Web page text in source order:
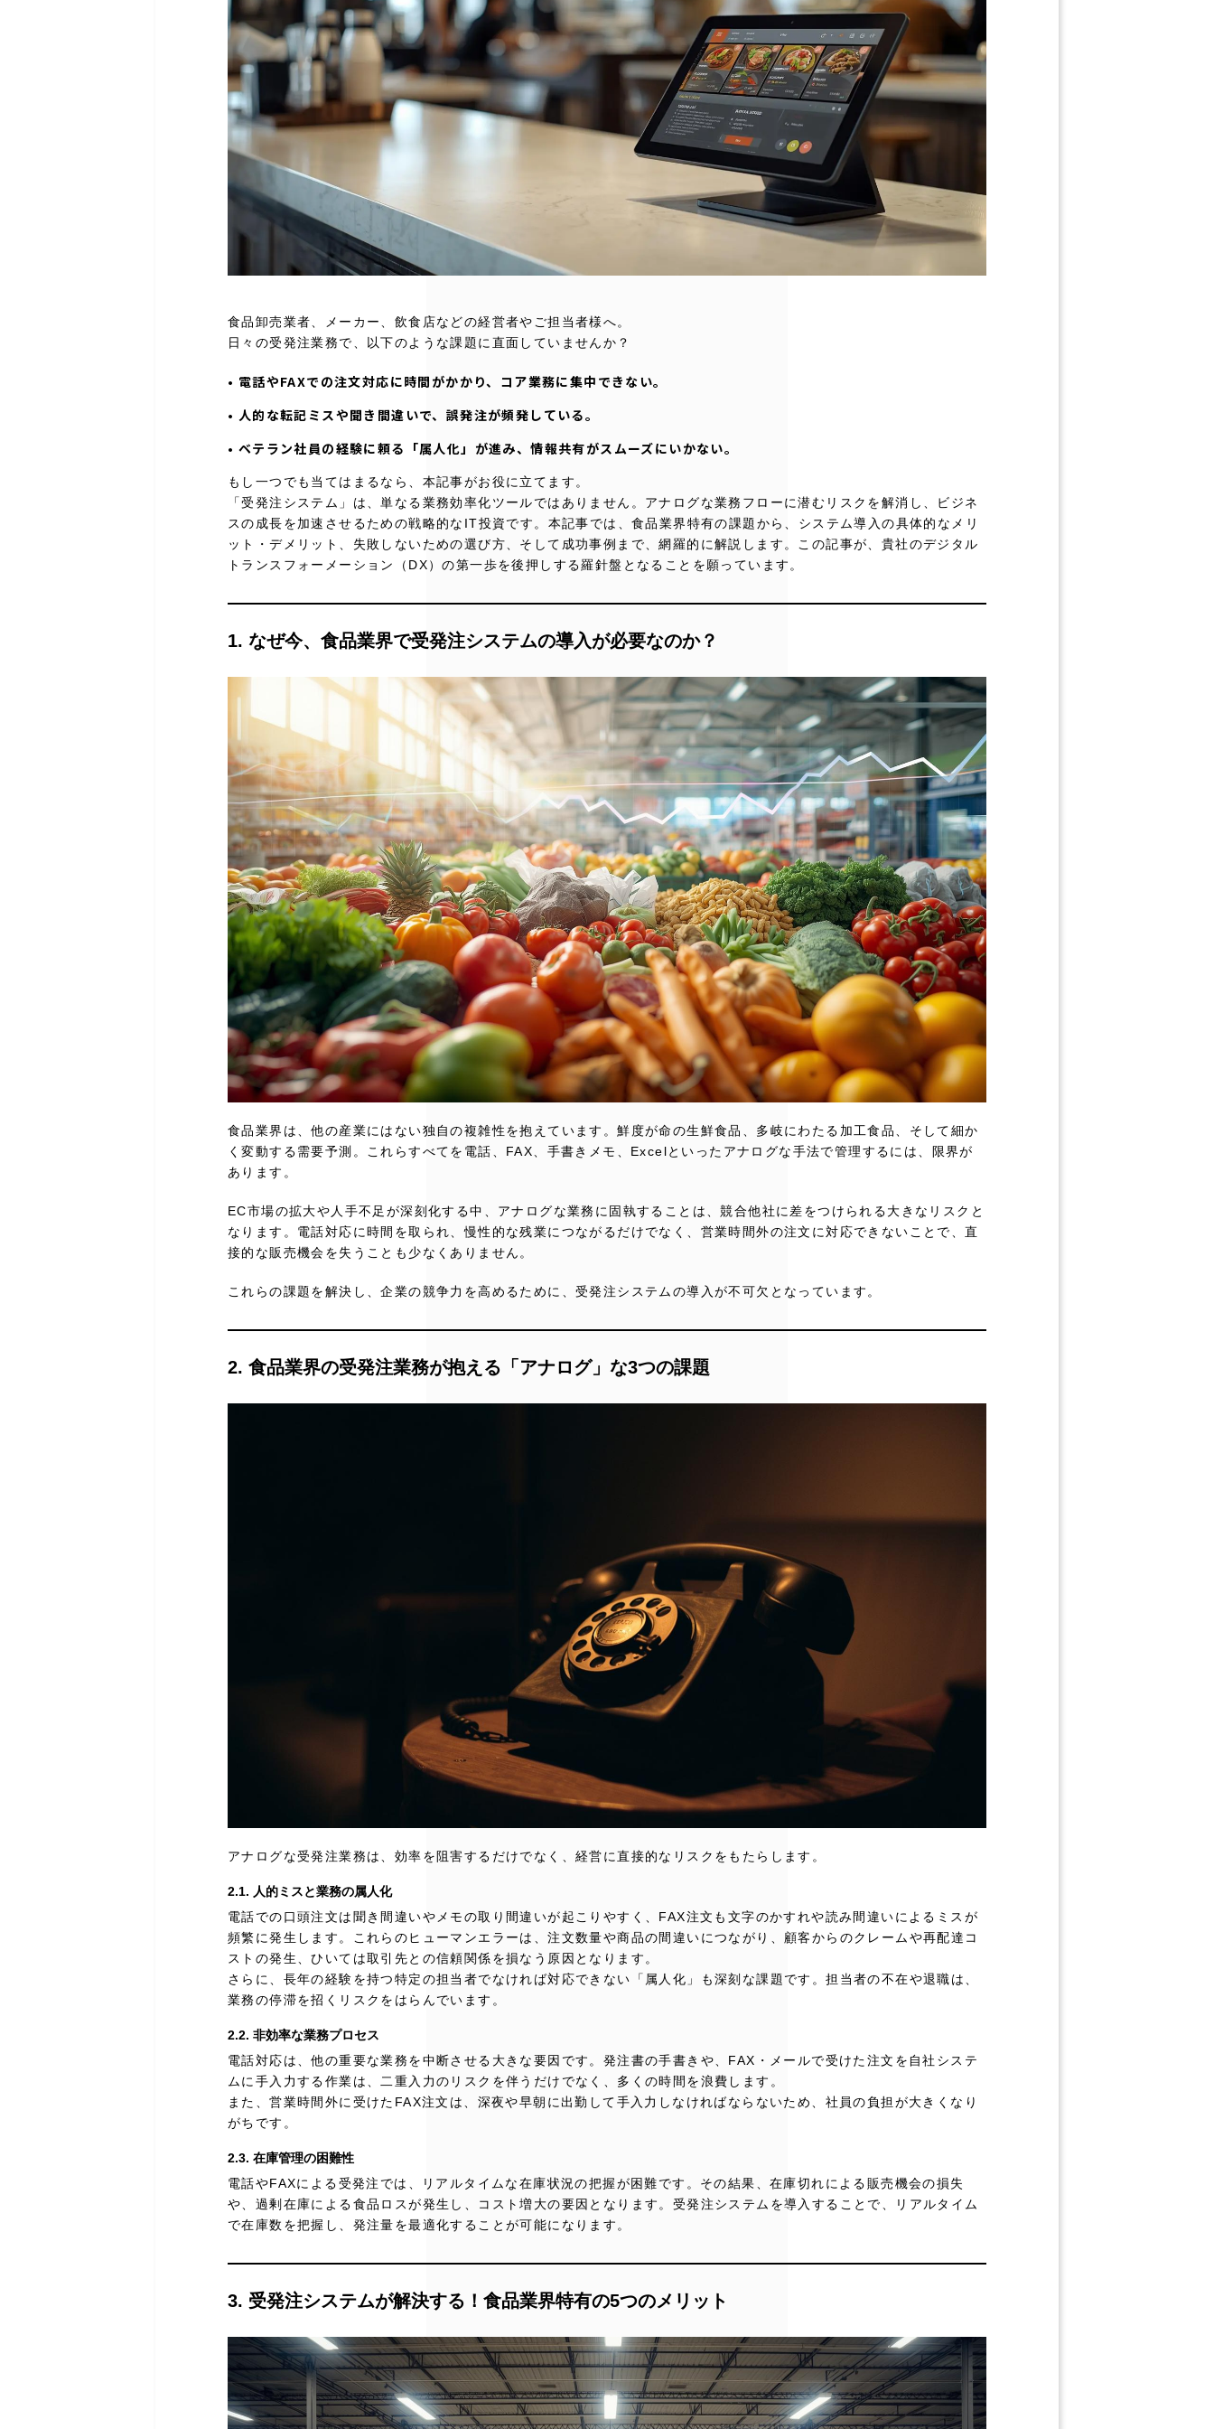
食品卸売業者、メーカー、飲食店などの経営者やご担当者様へ。
日々の受発注業務で、以下のような課題に直面していませんか？
• 電話やFAXでの注文対応に時間がかかり、コア業務に集中できない。
• 人的な転記ミスや聞き間違いで、誤発注が頻発している。
• ベテラン社員の経験に頼る「属人化」が進み、情報共有がスムーズにいかない。
もし一つでも当てはまるなら、本記事がお役に立てます。
「受発注システム」は、単なる業務効率化ツールではありません。アナログな業務フローに潜むリスクを解消し、ビジネ
スの成長を加速させるための戦略的なIT投資です。本記事では、食品業界特有の課題から、システム導入の具体的なメリ
ット・デメリット、失敗しないための選び方、そして成功事例まで、網羅的に解説します。この記事が、貴社のデジタル
トランスフォーメーション（DX）の第一歩を後押しする羅針盤となることを願っています。
1. なぜ今、食品業界で受発注システムの導入が必要なのか？
食品業界は、他の産業にはない独自の複雑性を抱えています。鮮度が命の生鮮食品、多岐にわたる加工食品、そして細か
く変動する需要予測。これらすべてを電話、FAX、手書きメモ、Excelといったアナログな手法で管理するには、限界が
あります。
EC市場の拡大や人手不足が深刻化する中、アナログな業務に固執することは、競合他社に差をつけられる大きなリスクと
なります。電話対応に時間を取られ、慢性的な残業につながるだけでなく、営業時間外の注文に対応できないことで、直
接的な販売機会を失うことも少なくありません。
これらの課題を解決し、企業の競争力を高めるために、受発注システムの導入が不可欠となっています。
2. 食品業界の受発注業務が抱える「アナログ」な3つの課題
アナログな受発注業務は、効率を阻害するだけでなく、経営に直接的なリスクをもたらします。
2.1. 人的ミスと業務の属人化
電話での口頭注文は聞き間違いやメモの取り間違いが起こりやすく、FAX注文も文字のかすれや読み間違いによるミスが
頻繁に発生します。これらのヒューマンエラーは、注文数量や商品の間違いにつながり、顧客からのクレームや再配達コ
ストの発生、ひいては取引先との信頼関係を損なう原因となります。
さらに、長年の経験を持つ特定の担当者でなければ対応できない「属人化」も深刻な課題です。担当者の不在や退職は、
業務の停滞を招くリスクをはらんでいます。
2.2. 非効率な業務プロセス
電話対応は、他の重要な業務を中断させる大きな要因です。発注書の手書きや、FAX・メールで受けた注文を自社システ
ムに手入力する作業は、二重入力のリスクを伴うだけでなく、多くの時間を浪費します。
また、営業時間外に受けたFAX注文は、深夜や早朝に出勤して手入力しなければならないため、社員の負担が大きくなり
がちです。
2.3. 在庫管理の困難性
電話やFAXによる受発注では、リアルタイムな在庫状況の把握が困難です。その結果、在庫切れによる販売機会の損失
や、過剰在庫による食品ロスが発生し、コスト増大の要因となります。受発注システムを導入することで、リアルタイム
で在庫数を把握し、発注量を最適化することが可能になります。
3. 受発注システムが解決する！食品業界特有の5つのメリット